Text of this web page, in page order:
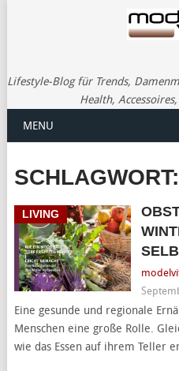
Lifestyle-Blog für Trends,
Health,
MENU
SCHLAGWORT:
LIVING
Eine gesunde und regionale
Menschen eine große Rolle.
wie das Essen auf ihrem Teller